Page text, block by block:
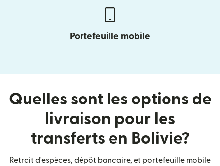
Portefeuille mobile
Quelles sont les options de
livraison pour les
transferts en Bolivie?
Retrait d'espèces, dépôt bancaire, et portefeuille mobile